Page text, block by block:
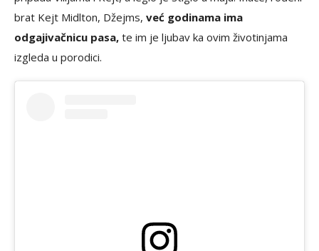
brat Kejt Midlton, Džejms, već godinama ima
odgajivačnicu pasa, te im je ljubav ka ovim životinjama
izgleda u porodici.